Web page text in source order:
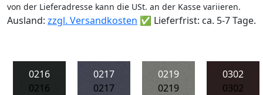
von der Lieferadresse kann die USt. an der Kasse variieren.
Ausland: zzgl. Versandkosten ✅ Lieferfrist: ca. 5-7 Tage.
0216
0216
0217
0217
0219
0219
0302
0302